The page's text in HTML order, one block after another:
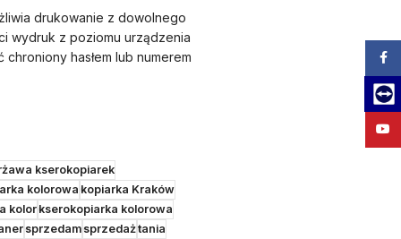
drukowanie z dowolnego
wydruk z poziomu urządzenia
hasłem lub numerem
kserokopiarek
kolorowa kopiarka Kraków
kolorkserokopiarka kolorowa
sprzedamsprzedażtania